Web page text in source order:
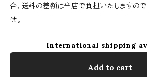
合、送料の差額は当店で負担いたしますの
せ。
International shipping
Add to cart